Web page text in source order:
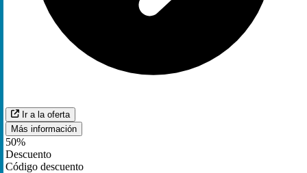
Ir a la oferta
Más información
50%
Descuento
Código descuento